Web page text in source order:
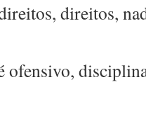
direitos,
ofensivo,